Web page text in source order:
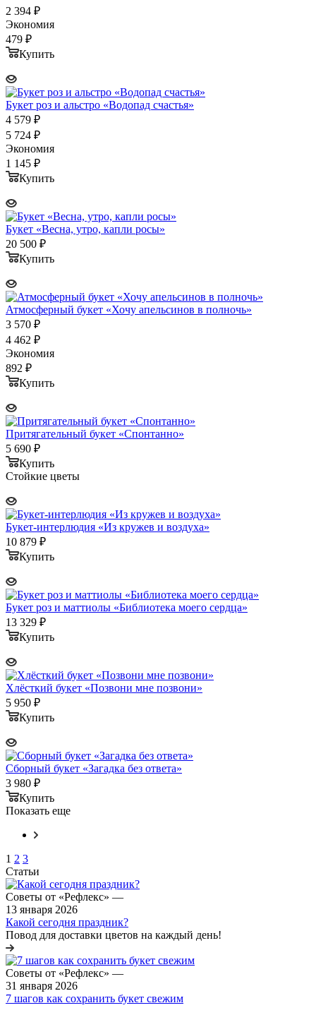
2 394 ₽
Экономия
479 ₽
Купить
Букет роз и альстро «Водопад счастья»
4 579 ₽
5 724 ₽
Экономия
1 145 ₽
Купить
Букет «Весна, утро, капли росы»
20 500 ₽
Купить
Атмосферный букет «Хочу апельсинов в полночь»
3 570 ₽
4 462 ₽
Экономия
892 ₽
Купить
Притягательный букет «Спонтанно»
5 690 ₽
Купить
Стойкие цветы
Букет-интерлюдия «Из кружев и воздуха»
10 879 ₽
Купить
Букет роз и маттиолы «Библиотека моего сердца»
13 329 ₽
Купить
Хлёсткий букет «Позвони мне позвони»
5 950 ₽
Купить
Сборный букет «Загадка без ответа»
3 980 ₽
Купить
Показать еще
1 2 3
Статьи
Советы от «Рефлекс» —
13 января 2026
Какой сегодня праздник?
Повод для доставки цветов на каждый день!
Советы от «Рефлекс» —
31 января 2026
7 шагов как сохранить букет свежим